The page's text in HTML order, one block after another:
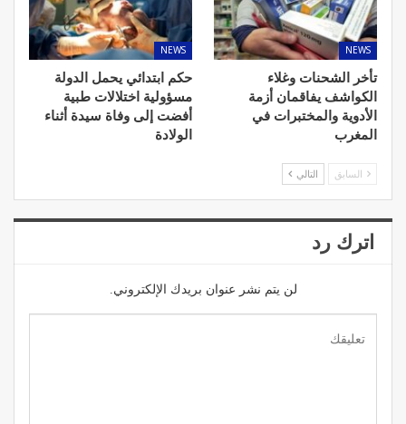
NEWS
تأخر الشحنات وغلاء
الكواشف يفاقمان أزمة
الأدوية والمختبرات في
المغرب
NEWS
حكم ابتدائي يحمل الدولة
مسؤولية اختلالات طبية
أفضت إلى وفاة سيدة أثناء
الولادة
السابق التالي
اترك رد
لن يتم نشر عنوان بريدك الإلكتروني.